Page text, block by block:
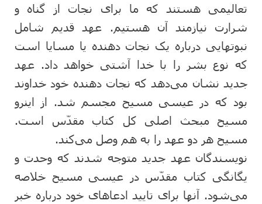
تعالیمی هستند که ما برای نجات از گناه و
شرارت نیازمند آن هستیم. عهد قدیم شامل
نبوتهایی درباره یک نجات دهنده یا مسایا است
که نوع بشر را با خدا آشتی خواهد داد. عهد
جدید نشان می‌دهد که نجات دهنده خود خداوند
بود که در عیسی مسیح مجسم شد. از اینرو
مسیح مبحث اصلی کل کتاب مقدّس است.
مسیح هر دو عهد را به هم وصل می‌کند.
نویسندگان عهد جدید متوجه شدند که وحدت و
یگانگی کتاب مقدّس در عیسی مسیح خلاصه
می‌شود. آنها برای تایید ادعاهای خود درباره خبر